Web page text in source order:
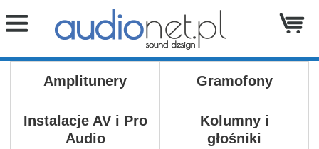
Amplitunery Gramofony
Instalacje AV i Pro
Audio
Kolumny i
głośniki